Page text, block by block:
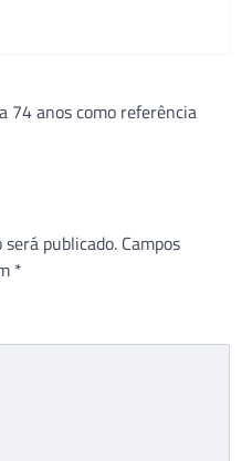
74 anos como referência
publicado. Campos
*